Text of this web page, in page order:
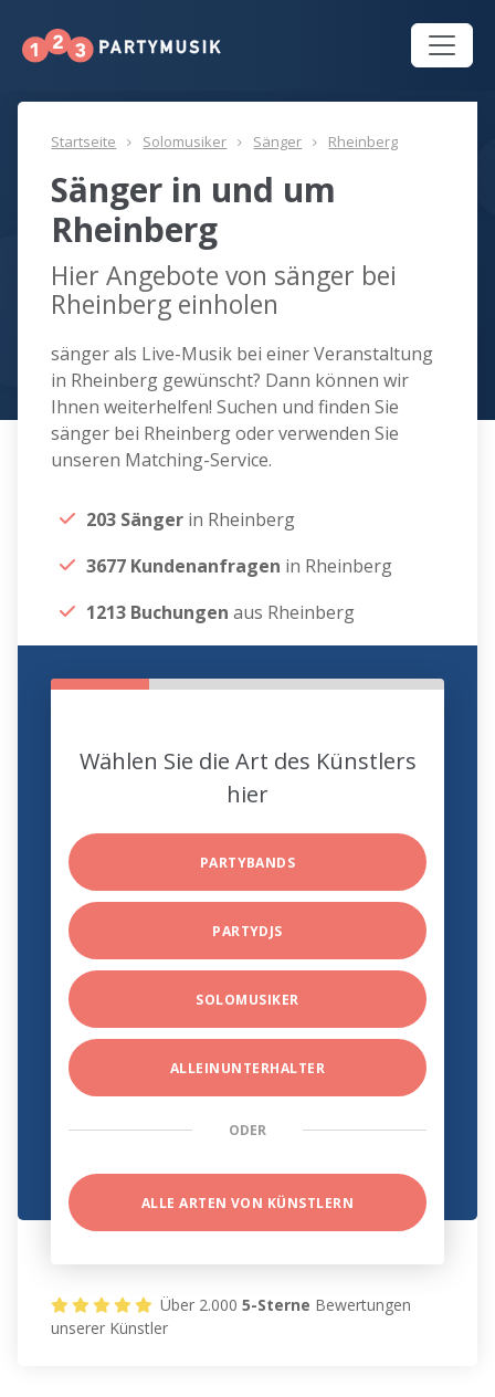
Startseite Solomusiker Sänger Rheinberg
Sänger in und um
Rheinberg
Hier Angebote von sänger bei
Rheinberg einholen
sänger als Live-Musik bei einer Veranstaltung
in Rheinberg gewünscht? Dann können wir
Ihnen weiterhelfen! Suchen und finden Sie
sänger bei Rheinberg oder verwenden Sie
unseren Matching-Service.
203 Sänger in Rheinberg
3677 Kundenanfragen in Rheinberg
1213 Buchungen aus Rheinberg
Wählen Sie die Art des Künstlers
hier
PARTYBANDS
PARTYDJS
SOLOMUSIKER
ALLEINUNTERHALTER
ODER
ALLE ARTEN VON KÜNSTLERN
Über 2.0005-Sterne Bewertungen
unserer Künstler